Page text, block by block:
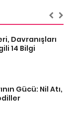
Davranışları
14 Bilgi
Gücü: Nil Atı,